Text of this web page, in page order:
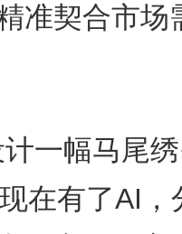
准契合市场
一幅马尾绣
在有了AI，